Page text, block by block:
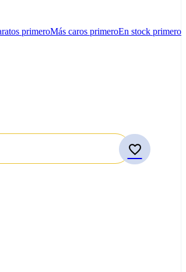
primeroMás caros primeroEn stock primero
